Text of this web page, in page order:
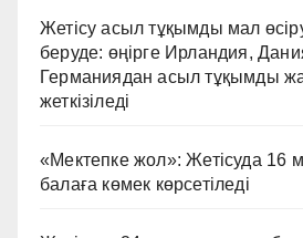
Жетісу асыл тұқымды мал
беруде: өңірге Ирландия,
Германиядан асыл тұқымды
жеткізіледі
«Мектепке жол»: Жетісуда 16
балаға көмек көрсетіледі